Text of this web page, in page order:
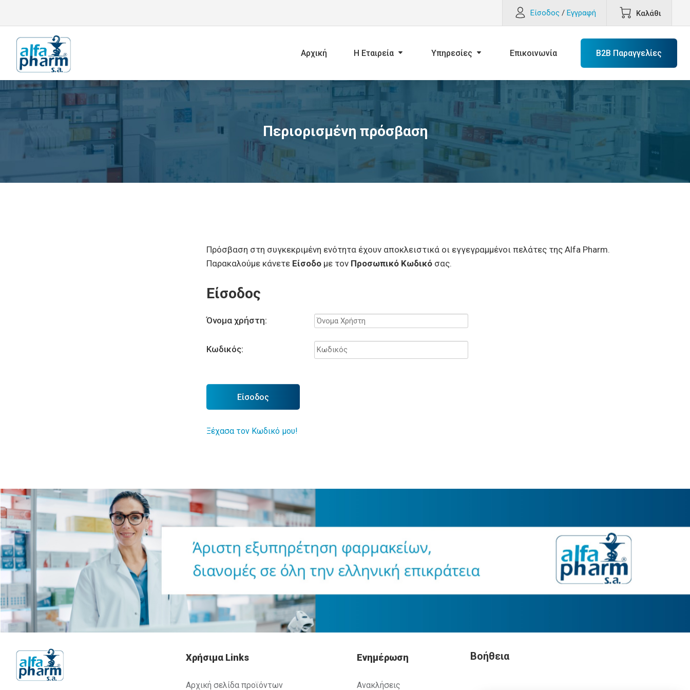
Καλάθι
Είσοδος / Εγγραφή
Αρχική Η Εταιρεία Υπηρεσίες Επικοινωνία B2B Παραγγελίες
Περιορισμένη πρόσβαση
Πρόσβαση στη συγκεκριμένη ενότητα έχουν αποκλειστικά οι εγγεγραμμένοι πελάτες της Alfa Pharm.
Παρακαλούμε κάνετε Είσοδο με τον Προσωπικό Κωδικό σας.
Είσοδος
Όνομα χρήστη:
Κωδικός:
Είσοδος
Ξέχασα τον Κωδικό μου!
Χρήσιμα Links
Αρχική σελίδα προϊόντων
Ενημέρωση
Ανακλήσεις
Βοήθεια